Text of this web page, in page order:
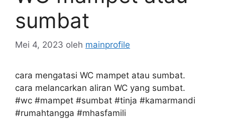
sumbat
Mei 4, 2023 oleh mainprofile
cara mengatasi WC mampet atau sumbat.
cara melancarkan aliran WC yang sumbat.
#wc #mampet #sumbat #tinja #kamarmandi
#rumahtangga #mhasfamili